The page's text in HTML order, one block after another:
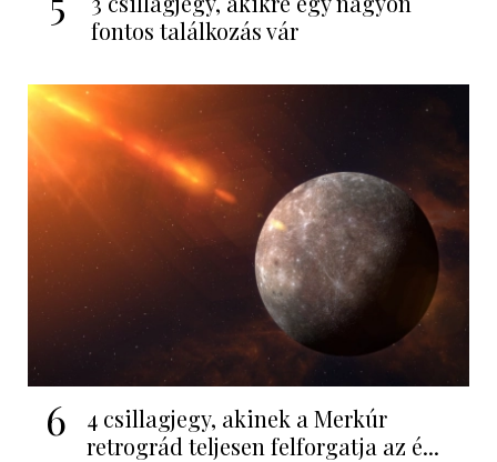
fontos találkozás vár
6
4 csillagjegy, akinek a Merkúr
retrográd teljesen felforgatja az é...